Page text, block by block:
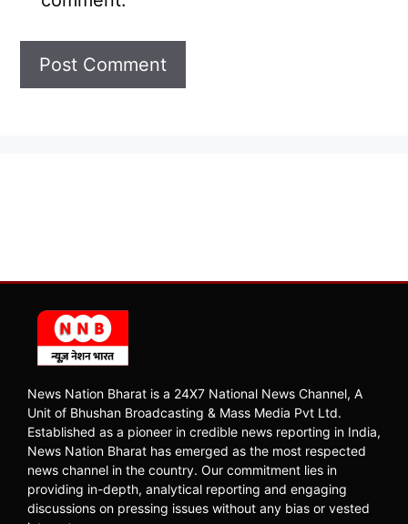
News Nation Bharat is a 24X7 National News Channel, A
Unit of Bhushan Broadcasting & Mass Media Pvt Ltd.
Established as a pioneer in credible news reporting in India,
News Nation Bharat has emerged as the most respected
news channel in the country. Our commitment lies in
providing in-depth, analytical reporting and engaging
discussions on pressing issues without any bias or vested